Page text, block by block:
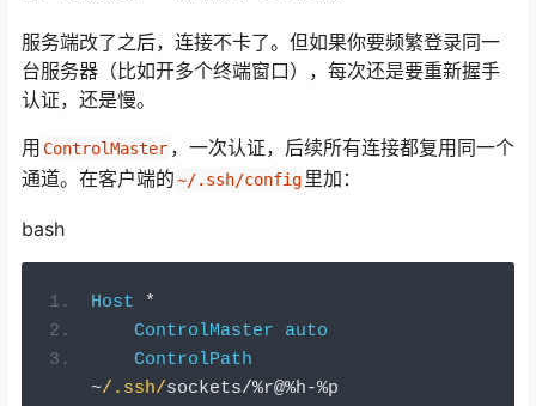
服务端改了之后，连接不卡了。但如果你要频繁登录同一
台服务器（比如开多个终端窗口），每次还是要重新握手
认证，还是慢。
用 ControlMaster ，一次认证，后续所有连接都复用同一个
通道。在客户端的~/.ssh/config 里加：
bash
Host
*
ControlMaster
auto
ControlPath
~/.ssh/sockets/%r@%h-%p